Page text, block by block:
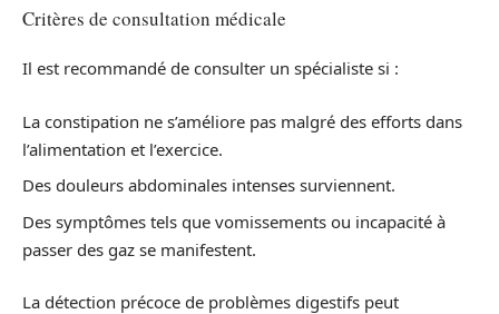
Critères de consultation médicale
Il est recommandé de consulter un spécialiste si :
La constipation ne s’améliore pas malgré des efforts dans
l’alimentation et l’exercice.
Des douleurs abdominales intenses surviennent.
Des symptômes tels que vomissements ou incapacité à
passer des gaz se manifestent.
La détection précoce de problèmes digestifs peut